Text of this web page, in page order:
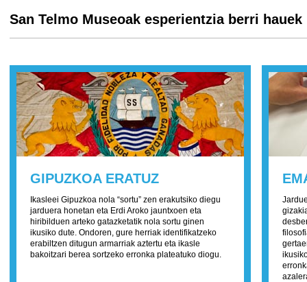
San Telmo Museoak esperientzia berri
GIPUZKOA ERATUZ
Ikasleei Gipuzkoa nola “sortu” zen erakutsiko diegu
jarduera honetan eta Erdi Aroko jauntxoen eta
hiribilduen arteko gatazketatik nola sortu ginen
ikusiko dute. Ondoren, gure herriak identifikatzeko
erabiltzen ditugun armarriak aztertu eta ikasle
bakoitzari berea sortzeko erronka plateatuko diogu.